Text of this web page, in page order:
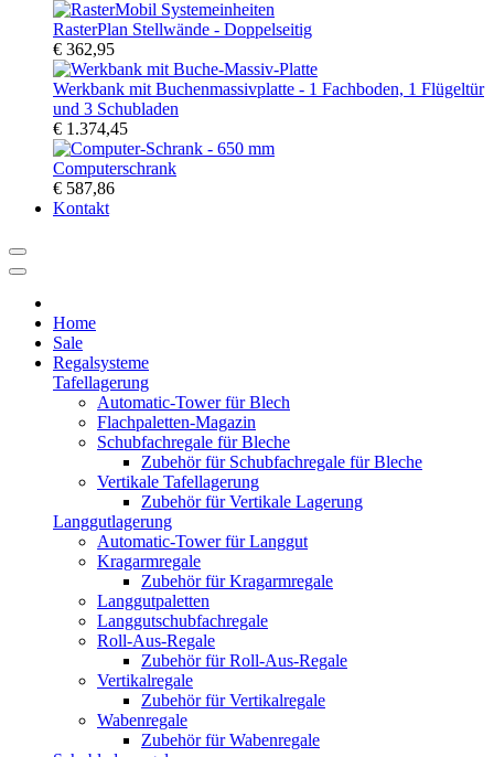
RasterPlan Stellwände - Doppelseitig
€ 362,95
Werkbank mit Buchenmassivplatte - 1 Fachboden, 1 Flügeltür
und 3 Schubladen
€ 1.374,45
Computerschrank
€ 587,86
Kontakt
Home
Sale
Regalsysteme
Tafellagerung
Automatic-Tower für Blech
Flachpaletten-Magazin
Schubfachregale für Bleche
Zubehör für Schubfachregale für Bleche
Vertikale Tafellagerung
Zubehör für Vertikale Lagerung
Langgutlagerung
Automatic-Tower für Langgut
Kragarmregale
Zubehör für Kragarmregale
Langgutpaletten
Langgutschubfachregale
Roll-Aus-Regale
Zubehör für Roll-Aus-Regale
Vertikalregale
Zubehör für Vertikalregale
Wabenregale
Zubehör für Wabenregale